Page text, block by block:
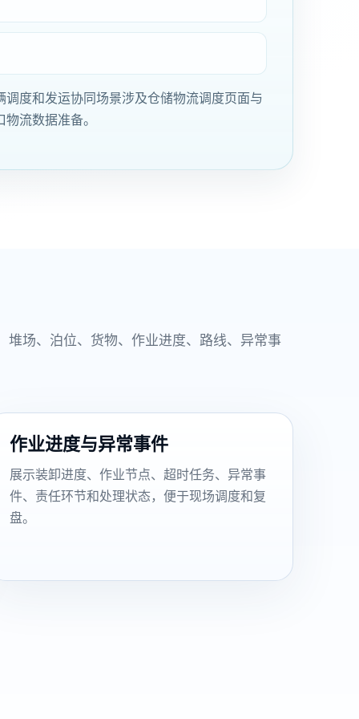
调度和发运协同场景涉及仓储物流调度页面与
物流数据准备。
堆场、泊位、货物、作业进度、路线、异常事
作业进度与异常事件
展示装卸进度、作业节点、超时任务、异常事
件、责任环节和处理状态，便于现场调度和复
盘。